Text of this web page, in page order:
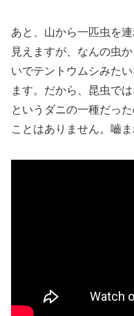
あと、山から一匹虫を
見えますが、なんの虫
いでテントウムシみた
ます。だから、昆虫で
というダニの一種だっ
ことはありません。嚙